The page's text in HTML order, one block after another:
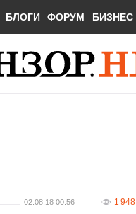
БЛОГИ ФОРУМ БИЗНЕС
02.08.18 00:56 1 948